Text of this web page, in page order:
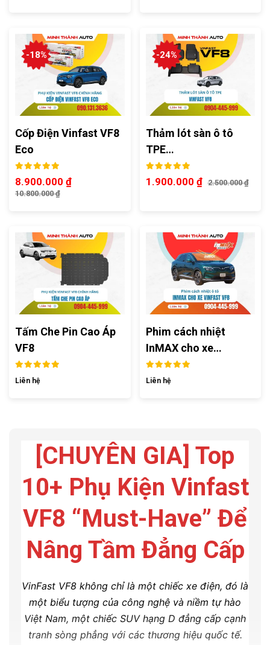
-18%
Cốp Điện Vinfast VF8
Eco
8.900.000 ₫
10.800.000₫
-24%
Thảm lót sàn ô tô
TPE…
1.900.000 ₫ 2.500.000₫
Tấm Che Pin Cao Áp
VF8
Liên hệ
Phim cách nhiệt
InMAX cho xe…
Liên hệ
[CHUYÊN GIA] Top
10+ Phụ Kiện Vinfast
VF8 “Must-Have” Để
Nâng Tầm Đẳng Cấp
VinFast VF8 không chỉ là một chiếc xe điện, đó là
một biểu tượng của công nghệ và niềm tự hào
Việt Nam, một chiếc SUV hạng D đẳng cấp cạnh
tranh sòng phẳng với các thương hiệu quốc tế.